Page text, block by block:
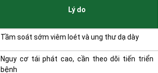
Lý do
Tầm soát sớm viêm loét và ung thư dạ dày
Nguy cơ tái phát cao, cần theo dõi tiến triển
bệnh